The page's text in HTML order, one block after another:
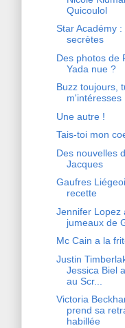
Quicoulol
Star Académy
secrètes
Des photos de
Yada nue ?
Buzz toujours,
m'intéresses
Une autre !
Tais-toi mon
Des nouvelles
Jacques
Gaufres
recette
Jennifer Lopez
jumeaux de
Mc Cain a la
Justin
Jessica Biel
au Scr...
Victoria
prend sa
habillée